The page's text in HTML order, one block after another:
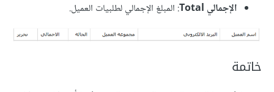
الإجمالي Total
: المبلغ الإجمالي لطلبيات العميل.
خاتمة